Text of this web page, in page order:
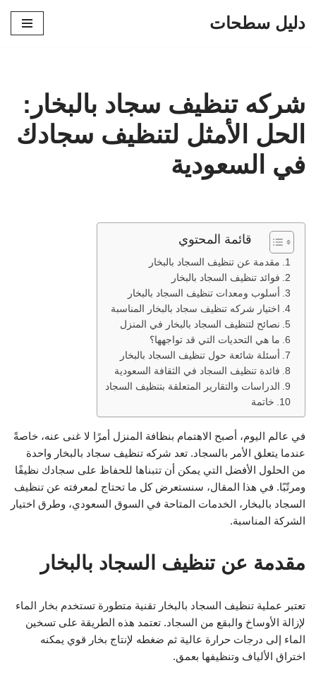
دليل سطحات
شركه تنظيف سجاد بالبخار:
الحل الأمثل لتنظيف سجادك
في السعودية
قائمة المحتوي
مقدمة عن تنظيف السجاد بالبخار
فوائد تنظيف السجاد بالبخار
أسلوب ومعدات تنظيف السجاد بالبخار
اختيار شركه تنظيف سجاد بالبخار المناسبة
نصائح لتنظيف السجاد بالبخار في المنزل
ما هي التحديات التي قد تواجهها؟
أسئلة شائعة حول تنظيف السجاد بالبخار
فائدة تنظيف السجاد في الثقافة السعودية
الدراسات والتقارير المتعلقة بتنظيف السجاد
خاتمة
في عالم اليوم، أصبح الاهتمام بنظافة المنزل أمرًا لا غنى عنه، خاصةً
عندما يتعلق الأمر بالسجاد. تعد شركه تنظيف سجاد بالبخار واحدة
من الحلول الأفضل التي يمكن أن تتبناها للحفاظ على سجادك نظيفًا
ومرتّبًا. في هذا المقال، سنستعرض كل ما تحتاج لمعرفته عن تنظيف
السجاد بالبخار، الخدمات المتاحة في السوق السعودي، وطرق اختيار
الشركة المناسبة.
مقدمة عن تنظيف السجاد بالبخار
تعتبر عملية تنظيف السجاد بالبخار تقنية متطورة تستخدم بخار الماء
لإزالة الأوساخ والبقع من السجاد. تعتمد هذه الطريقة على تسخين
الماء إلى درجات حرارة عالية ثم ضغطه لإنتاج بخار قوي يمكنه
اختراق الألياف وتنظيفها بعمق.